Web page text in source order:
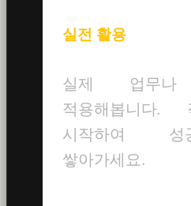
실전 활용
실제 업무나
적용해봅니다.
시작하여
쌓아가세요.